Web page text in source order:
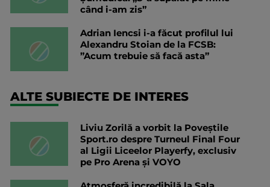
când i-am zis”
Adrian Iencsi i-a făcut profilul lui
Alexandru Stoian de la FCSB:
”Acum trebuie să facă asta”
ALTE SUBIECTE DE INTERES
Liviu Zorilă a vorbit la Poveștile
Sport.ro despre Turneul Final Four
al Ligii Liceelor Playerfy, exclusiv
pe Pro Arena și VOYO